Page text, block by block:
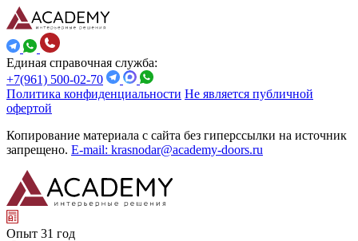
Единая справочная служба:
+7(961) 500-02-70
Политика конфиденциальности Не является публичной
офертой
Копирование материала с сайта без гиперссылки на источник
запрещено. E-mail: krasnodar@academy-doors.ru
Опыт 31 год